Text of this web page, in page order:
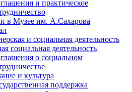
и практическое
в Музее им. А.Сахарова
и социальная деятельность
социальная деятельность
о социальном
и культура
поддержка